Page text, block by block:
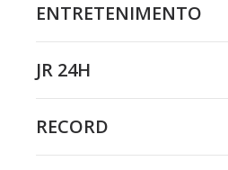
ENTRETENIMENTO
JR 24H
RECORD